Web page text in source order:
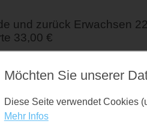
und zurück Erwachsen
33,00 €
Möchten Sie unserer
Diese Seite verwendet Cookies
Mehr Infos